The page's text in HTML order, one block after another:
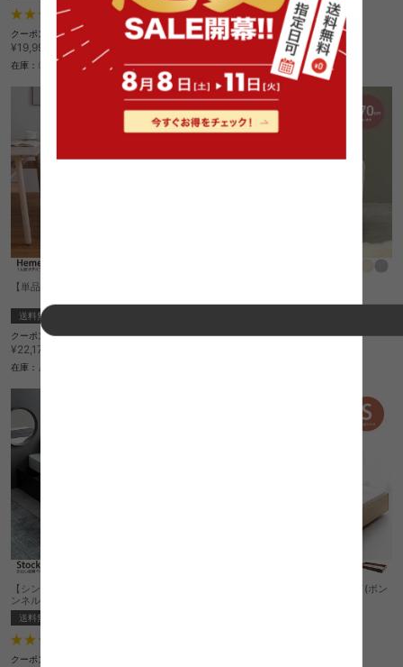
クーポン利用で
¥19,999→ ¥16,999
在庫：〇
¥14,760
在庫：△
【単品】Hemel 1人掛けダイニングソファ
送料無料
クーポン利用で
¥22,170→
在庫：△
クーポン利用で
【シングル】Stock 引出し収納ベッド(ボ
ンネルマットレス付き)
送料無料
クーポン利用で
【シングル】Slib すのこローベッド(ボン